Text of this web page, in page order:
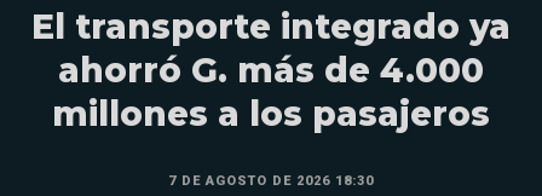
El transporte integrado ya
ahorró G. más de 4.000
millones a los pasajeros
7 DE AGOSTO DE 2026 18:30